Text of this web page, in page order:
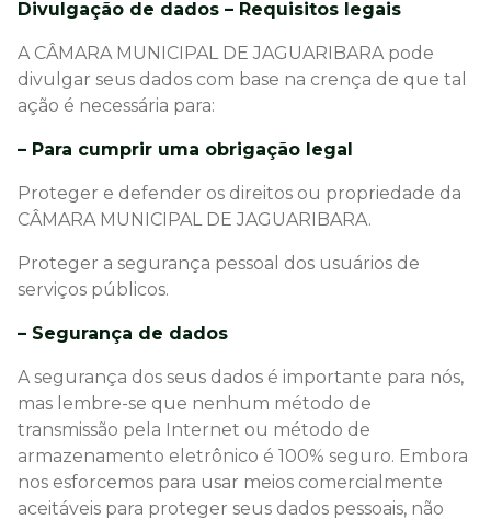
Divulgação de dados – Requisitos legais
A CÂMARA MUNICIPAL DE JAGUARIBARA pode
divulgar seus dados com base na crença de que tal
ação é necessária para:
– Para cumprir uma obrigação legal
Proteger e defender os direitos ou propriedade da
CÂMARA MUNICIPAL DE JAGUARIBARA.
Proteger a segurança pessoal dos usuários de
serviços públicos.
– Segurança de dados
A segurança dos seus dados é importante para nós,
mas lembre-se que nenhum método de
transmissão pela Internet ou método de
armazenamento eletrônico é 100% seguro. Embora
nos esforcemos para usar meios comercialmente
aceitáveis para proteger seus dados pessoais, não